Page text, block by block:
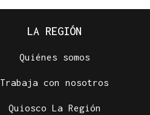
Juan M. Casares
CASTELLUM HONESTI
A saúde do Nós
LA REGIÓN
Quiénes somos
Trabaja con nosotros
Quiosco La Región